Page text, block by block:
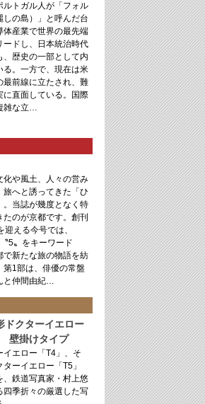
ルトガル人が「フォル
しの島）」と呼んだ台
体産業で世界の最先端
ードし、日本統治時代
、歴史の一部として内
る。一方で、現在は米
最前線に立たされ、難
に直面している。国際
雑な立…
化や風土、人々の営み
旅へと誘ってきた「ひ
。当誌が幾度となく特
たのが京都です。創刊
迎える今号では、
〝5〟をキーワード
で新たな旅の物語を紡
第1部は、俳優の常盤
と仲間由紀…
クターイエロー
壁掛けタイプ
イエロー「T4」、そ
ターイエロー「T5」
、鉄道写真家・村上悠
四季折々の厳選した写